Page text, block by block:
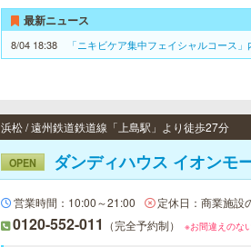
最新ニュース
8/04 18:38 「ニキビケア集中フェイシャルコース
浜松 / 遠州鉄道鉄道線「上島駅」より徒歩27分
OPEN ダンディハウス イオンモ
営業時間：10:00～21:00 定休日：商業施設
0120-552-011 （完全予約制） ※お間違えのな